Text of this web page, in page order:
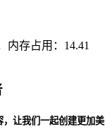
内存占用：14.41
让我们一起创建更加美